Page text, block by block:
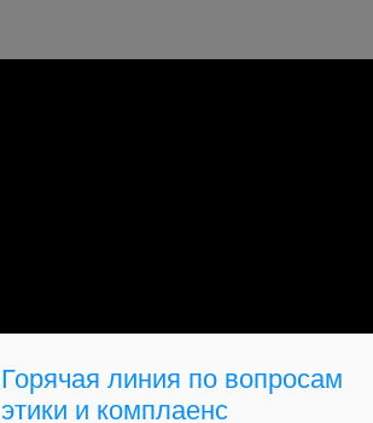
Горячая линия по вопросам
этики и комплаенс